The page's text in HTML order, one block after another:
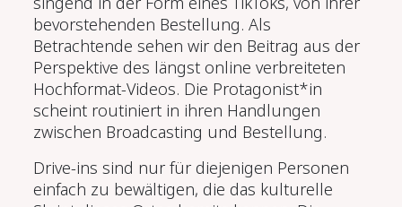
bevorstehenden Bestellung. Als
Betrachtende sehen wir den Beitrag aus der
Perspektive des längst online verbreiteten
Hochformat-Videos. Die Protagonist*in
scheint routiniert in ihren Handlungen
zwischen Broadcasting und Bestellung.
Drive-ins sind nur für diejenigen Personen
einfach zu bewältigen, die das kulturelle